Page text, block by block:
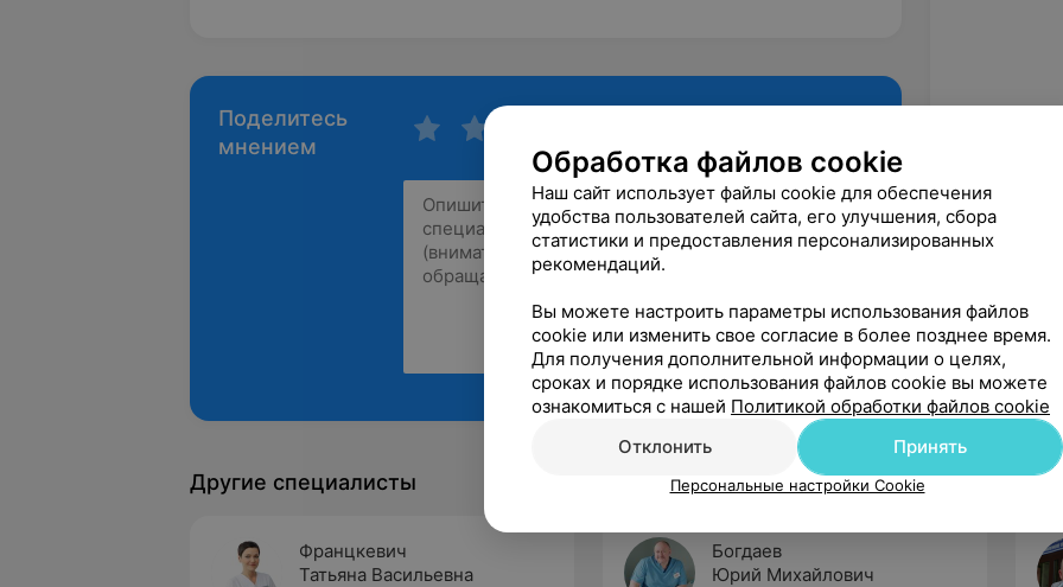
Поделитесь
мнением
Рекомендую
Другие специалисты
Францкевич
Татьяна Васильевна
Богдаев
Юрий Михайлович
Обработка файлов cookie
Наш сайт использует файлы cookie для обеспечения
удобства пользователей сайта, его улучшения, сбора
статистики и предоставления персонализированных
рекомендаций.
Вы можете настроить параметры использования файлов
cookie или изменить свое согласие в более позднее время.
Для получения дополнительной информации о целях,
сроках и порядке использования файлов cookie вы можете
ознакомиться с нашей Политикой обработки файлов cookie
Отклонить
Принять
Персональные настройки Cookie